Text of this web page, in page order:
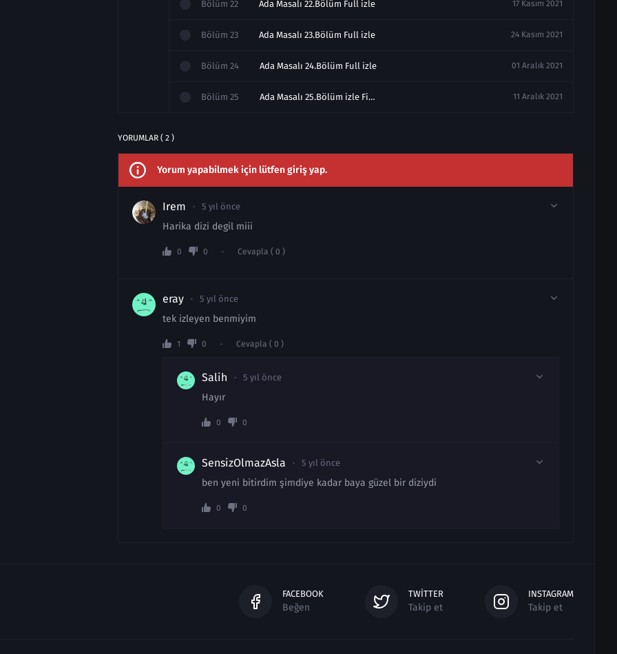
Bölüm 22 Ada Masalı 22.Bölüm Full izle 17 Kasım 2021
Bölüm 23 Ada Masalı 23.Bölüm Full izle 24 Kasım 2021
Bölüm 24 Ada Masalı 24.Bölüm Full izle 01 Aralık 2021
Bölüm 25 Ada Masalı 25.Bölüm izle Final Full 11 Aralık 2021
YORUMLAR ( 2 )
Yorum yapabilmek için lütfen giriş yap.
Irem 5 yıl önce
Harika dizi degil miii
0 0 Cevapla ( 0 )
eray 5 yıl önce
tek izleyen benmiyim
1 0 Cevapla ( 0 )
Salih 5 yıl önce
Hayır
0 0
SensizOlmazAsla 5 yıl önce
ben yeni bitirdim şimdiye kadar baya güzel bir diziydi
0 0
FACEBOOK
Beğen
TWITTER
Takip et
INSTAGRAM
Takip et